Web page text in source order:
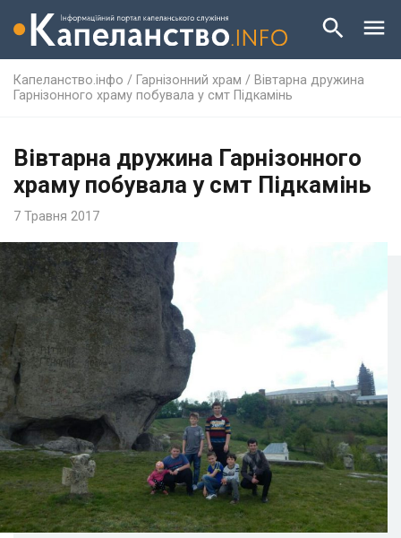
Капеланство.інфо / Гарнізонний храм / Вівтарна дружина
Гарнізонного храму побувала у смт Підкамінь
Вівтарна дружина Гарнізонного
храму побувала у смт Підкамінь
7 Травня 2017